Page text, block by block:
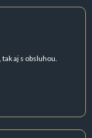
aj s obsluhou.